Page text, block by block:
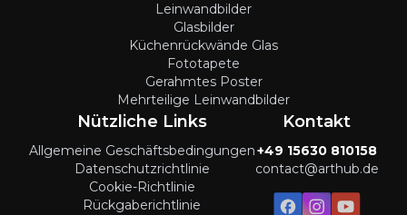
Leinwandbilder
Glasbilder
Küchenrückwände Glas
Fototapete
Gerahmtes Poster
Mehrteilige Leinwandbilder
Nützliche Links
Allgemeine Geschäftsbedingungen
Datenschutzrichtlinie
Cookie-Richtlinie
Rückgaberichtlinie
Kontakt
+49 15630 810158
contact@arthub.de